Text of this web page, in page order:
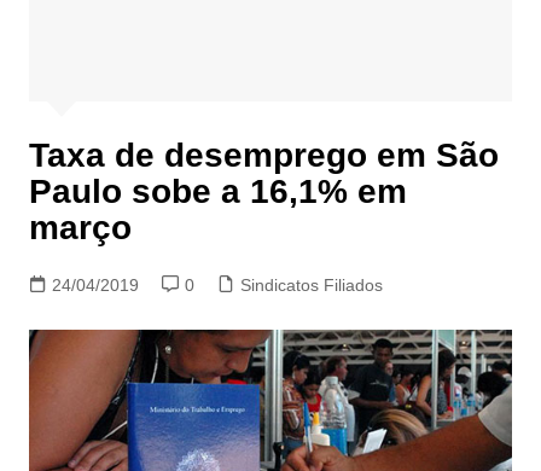
Taxa de desemprego em São
Paulo sobe a 16,1% em
março
24/04/2019 0 Sindicatos Filiados